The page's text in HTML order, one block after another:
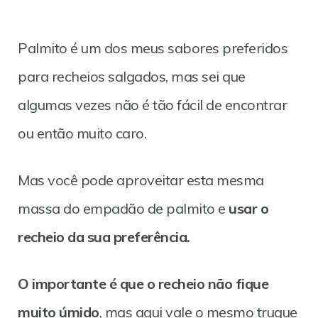
Palmito é um dos meus sabores preferidos
para recheios salgados, mas sei que
algumas vezes não é tão fácil de encontrar
ou então muito caro.
Mas você pode aproveitar esta mesma
massa do empadão de palmito e usar o
recheio da sua preferência.
O importante é que o recheio não fique
muito úmido, mas aqui vale o mesmo truque